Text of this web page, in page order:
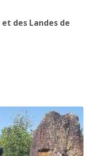
et des Landes de